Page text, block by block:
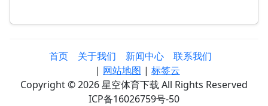
首页 关于我们 新闻中心
联系我们
| 网站地图 | 标签云
Copyright © 2026 星空体育下载 All Rights Reserved
ICP备16026759号-50